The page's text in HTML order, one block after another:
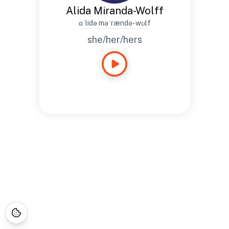
Alida Miranda-Wolff
ɑˈlidə məˈrændə-wʊlf
she/her/hers